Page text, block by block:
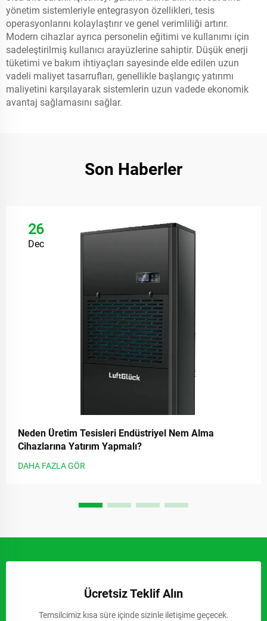
yönetim sistemleriyle entegrasyon özellikleri, tesis
operasyonlarını kolaylaştırır ve genel verimliliği artırır.
Modern cihazlar ayrıca personelin eğitimi ve kullanımı için
sadeleştirilmiş kullanıcı arayüzlerine sahiptir. Düşük enerji
tüketimi ve bakım ihtiyaçları sayesinde elde edilen uzun
vadeli maliyet tasarrufları, genellikle başlangıç yatırımı
maliyetini karşılayarak sistemlerin uzun vadede ekonomik
avantaj sağlamasını sağlar.
Son Haberler
26
Dec
Neden Üretim Tesisleri Endüstriyel Nem Alma
Cihazlarına Yatırım Yapmalı?
DAHA FAZLA GÖR
Ücretsiz Teklif Alın
Temsilcimiz kısa süre içinde sizinle iletişime geçecek.